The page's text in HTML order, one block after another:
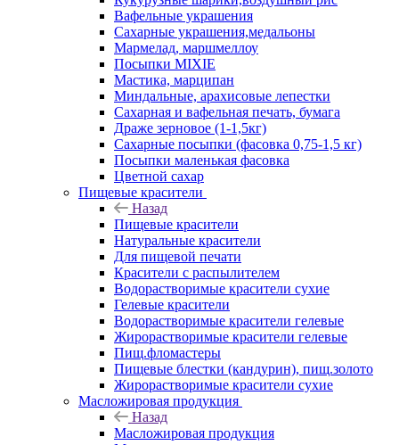
Вафельные украшения
Сахарные украшения,медальоны
Мармелад, маршмеллоу
Посыпки MIXIE
Мастика, марципан
Миндальные, арахисовые лепестки
Сахарная и вафельная печать, бумага
Драже зерновое (1-1,5кг)
Сахарные посыпки (фасовка 0,75-1,5 кг)
Посыпки маленькая фасовка
Цветной сахар
Пищевые красители
Назад
Пищевые красители
Натуральные красители
Для пищевой печати
Красители с распылителем
Водорастворимые красители сухие
Гелевые красители
Водорастворимые красители гелевые
Жирорастворимые красители гелевые
Пищ.фломастеры
Пищевые блестки (кандурин), пищ.золото
Жирорастворимые красители сухие
Масложировая продукция
Назад
Масложировая продукция